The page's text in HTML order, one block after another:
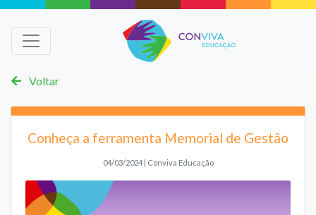
Voltar
Conheça a ferramenta Memorial de Gestão
04/03/2024 | Conviva Educação